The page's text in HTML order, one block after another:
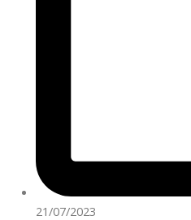
21/07/2023